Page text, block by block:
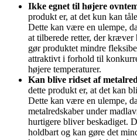
Ikke egnet til højere
produkt er, at det kun kan
Dette kan være en ulempe,
at tilberede retter, der kræver
gør produktet mindre
attraktivt i forhold til
højere temperaturer.
Kan blive ridset af
dette produkt er, at det kan
Dette kan være en ulempe,
metalredskaber under
hurtigere bliver beskadiget.
holdbart og kan gøre det